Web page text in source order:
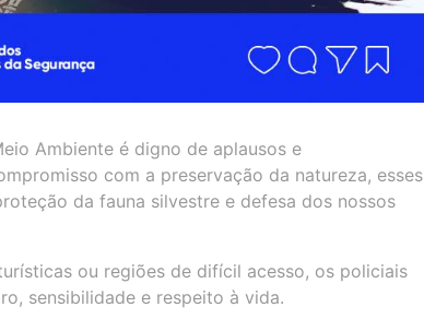
Ambiente é digno de aplausos e
com a preservação da natureza, esses
da fauna silvestre e defesa dos nossos
ou regiões de difícil acesso, os policiais
sensibilidade e respeito à vida.